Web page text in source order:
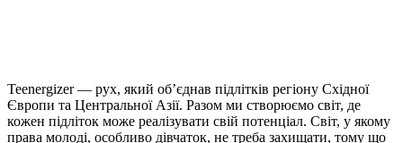
Teenergizer — рух, який об’єднав підлітків регіону Східної
Європи та Центральної Азії. Разом ми створюємо світ, де
кожен підліток може реалізувати свій потенціал. Світ, у якому
права молоді, особливо дівчаток, не треба захищати, тому що